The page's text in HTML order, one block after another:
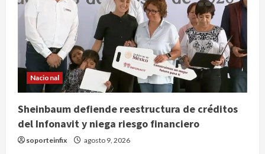
Nacional
Sheinbaum defiende reestructura de créditos
del Infonavit y niega riesgo financiero
soporteinfix agosto 9, 2026
3 agosto 9, 2026
4
Nacional
Sheinbaum defiende reestructura
de créditos del Infonavit y niega
riesgo financiero
agosto 9, 2026
Internacional
Colombia respalda soberanía de
Marruecos sobre el Sáhara y busca